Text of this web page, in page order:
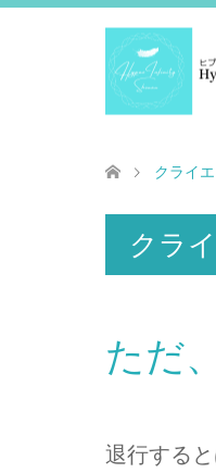
クライ
クラ
ただ
退行する